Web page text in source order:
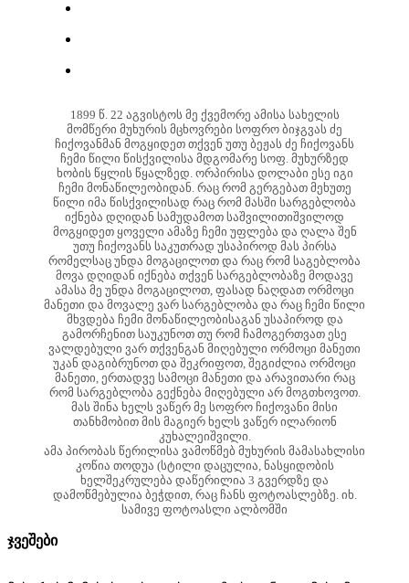
1899 წ. 22 აგვისტოს მე ქვემორე ამისა სახელის
მომწერი მუხურის მცხოვრები სოფრო ბიჯგვას ძე
ჩიქოვანმან მოგყიდეთ თქვენ უთუ ბეჟას ძე ჩიქოვანს
ჩემი წილი წისქვილისა მდგომარე სოფ. მუხურზედ
ხობის წყლის წყალზედ. ორპირისა დოლაბი ესე იგი
ჩემი მონაწილეობიდან. რაც რომ გერგებათ მეხუთე
წილი იმა წისქვილისად რაც რომ მასში სარგებლობა
იქნება დღიდან სამუდამოთ საშვილითიშვილოდ
მოგყიდეთ ყოველი ამაზე ჩემი უფლება და ღალა შენ
უთუ ჩიქოვანს საკუთრად უსაპიროდ მას პირსა
რომელსაც უნდა მოგაცილოთ და რაც რომ საგებლობა
მოვა დღიდან იქნება თქვენ სარგებლობაზე მოდავე
ამასა მე უნდა მოგაცილოთ, ფასად ნაღდათ ორმოცი
მანეთი და მოვალე ვარ სარგებლობა და რაც ჩემი წილი
მხვდება ჩემი მონაწილეობისაგან უსაპიროდ და
გამორჩენით საუკუნოთ თუ რომ ჩამოგერთვათ ესე
ვალდებული ვარ თქვენგან მიღებული ორმოცი მანეთი
უკან დაგიბრუნოთ და შეკრიფოთ, შეგიძლია ორმოცი
მანეთი, ერთადვე სამოცი მანეთი და არავითარი რაც
რომ სარგებლობა გექნება მიღებული არ მოგთხოვოთ.
მას შინა ხელს ვაწერ მე სოფრო ჩიქოვანი მისი
თანხმობით მის მაგიერ ხელს ვაწერ ილარიონ
კუხალეიშვილი.
ამა პირობას წერილისა ვამოწმებ მუხურის მამასახლისი
კოწია თოდუა (სტილი დაცულია, ნასყიდობის
ხელშეკრულება დაწერილია 3 გვერდზე და
დამოწმებულია ბეჭდით, რაც ჩანს ფოტოასლებზე. იხ.
სამივე ფოტოასლი ალბომში
ჯვეშები